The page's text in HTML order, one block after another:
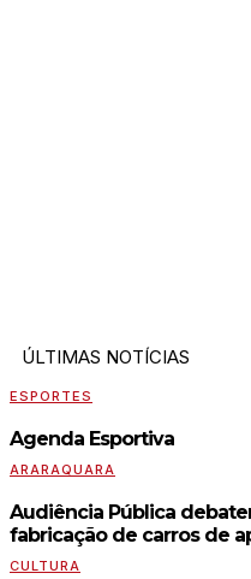
ÚLTIMAS NOTÍCIAS
ESPORTES
Agenda Esportiva
ARARAQUARA
Audiência Pública
fabricação de carros de
CULTURA